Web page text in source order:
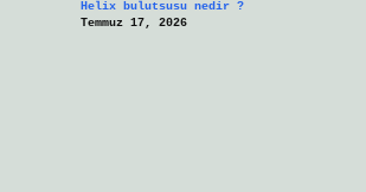
Helix bulutsusu nedir ?
Temmuz 17, 2026